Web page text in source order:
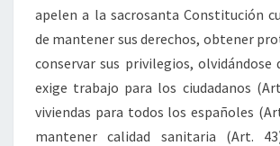
apelen a la sacrosanta Constitución
de mantener sus derechos, obtener
conservar sus privilegios, olvidándose
exige trabajo para los ciudadanos
viviendas para todos los españoles
mantener calidad sanitaria (Art.